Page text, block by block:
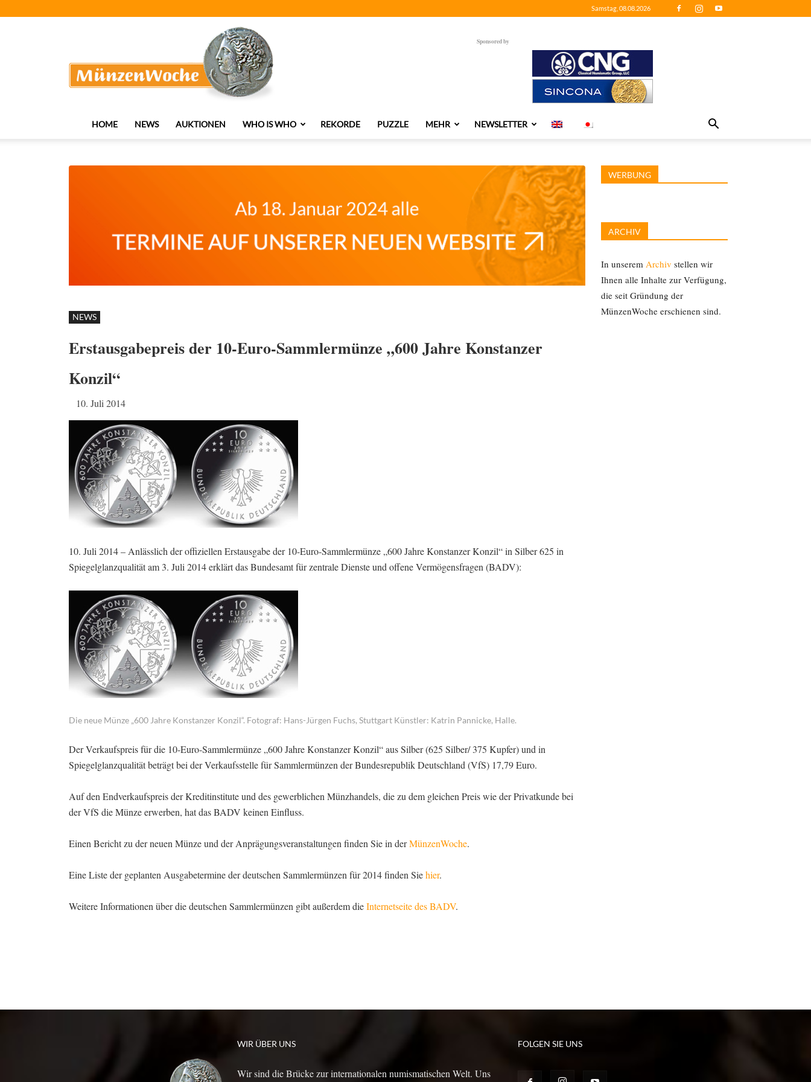
Samstag, 08.08.2026
Sponsored by
HOME NEWS AUKTIONEN WHO IS WHO REKORDE PUZZLE MEHR NEWSLETTER
NEWS
Erstausgabepreis der 10-Euro-Sammlermünze „600 Jahre Konstanzer
Konzil“
10. Juli 2014
10. Juli 2014 – Anlässlich der offiziellen Erstausgabe der 10-Euro-Sammlermünze „600 Jahre Konstanzer Konzil“ in Silber 625 in
Spiegelglanzqualität am 3. Juli 2014 erklärt das Bundesamt für zentrale Dienste und offene Vermögensfragen (BADV):
Die neue Münze „600 Jahre Konstanzer Konzil“. Fotograf: Hans-Jürgen Fuchs, Stuttgart Künstler: Katrin Pannicke, Halle.
Der Verkaufspreis für die 10-Euro-Sammlermünze „600 Jahre Konstanzer Konzil“ aus Silber (625 Silber/ 375 Kupfer) und in
Spiegelglanzqualität beträgt bei der Verkaufsstelle für Sammlermünzen der Bundesrepublik Deutschland (VfS) 17,79 Euro.
Auf den Endverkaufspreis der Kreditinstitute und des gewerblichen Münzhandels, die zu dem gleichen Preis wie der Privatkunde bei
der VfS die Münze erwerben, hat das BADV keinen Einfluss.
Einen Bericht zu der neuen Münze und der Anprägungsveranstaltungen finden Sie in derMünzenWoche.
Eine Liste der geplanten Ausgabetermine der deutschen Sammlermünzen für 2014 finden Siehier.
Weitere Informationen über die deutschen Sammlermünzen gibt außerdem dieInternetseite des BADV.
WERBUNG
ARCHIV
In unserem Archiv stellen wir
Ihnen alle Inhalte zur Verfügung,
die seit Gründung der
MünzenWoche erschienen sind.
WIR ÜBER UNS
Wir sind die Brücke zur internationalen numismatischen Welt. Uns
FOLGEN SIE UNS